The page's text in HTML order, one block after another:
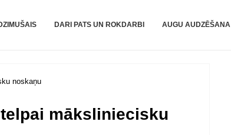
DARI PATS UN ROKDARBI AUGU AUDZĒŠANA
noskaņu
māksliniecisku